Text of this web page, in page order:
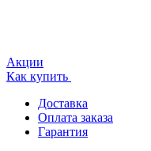
Акции
Как купить
Доставка
Оплата заказа
Гарантия